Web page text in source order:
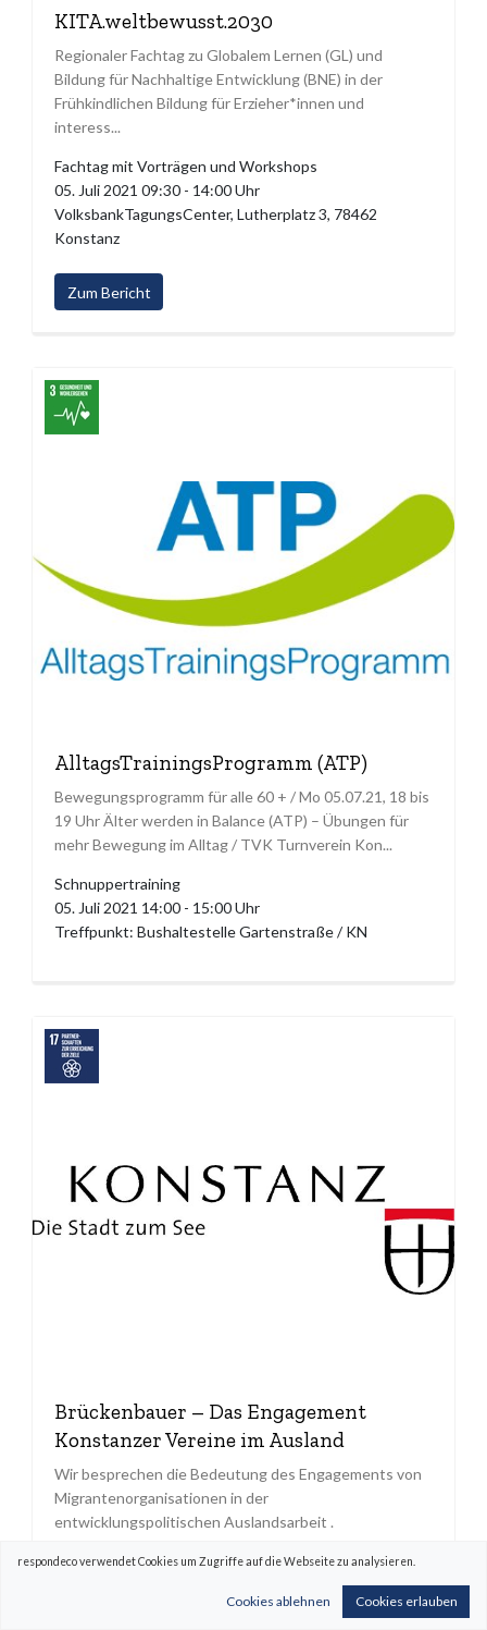
KITA.weltbewusst.2030
Regionaler Fachtag zu Globalem Lernen (GL) und
Bildung für Nachhaltige Entwicklung (BNE) in der
Frühkindlichen Bildung für Erzieher*innen und
interess...
Fachtag mit Vorträgen und Workshops
05. Juli 2021 09:30 - 14:00 Uhr
VolksbankTagungsCenter, Lutherplatz 3, 78462
Konstanz
Zum Bericht
AlltagsTrainingsProgramm (ATP)
Bewegungsprogramm für alle 60 + / Mo 05.07.21, 18 bis
19 Uhr Älter werden in Balance (ATP) – Übungen für
mehr Bewegung im Alltag / TVK Turnverein Kon...
Schnuppertraining
05. Juli 2021 14:00 - 15:00 Uhr
Treffpunkt: Bushaltestelle Gartenstraße / KN
Brückenbauer – Das Engagement
Konstanzer Vereine im Ausland
Wir besprechen die Bedeutung des Engagements von
Migrantenorganisationen in der
entwicklungspolitischen Auslandsarbeit .
06. Juli 2021 14:30 - 16:00 Uhr
respondeco verwendet Cookies um Zugriffe auf die Webseite zu analysieren.
Cookies ablehnen Cookies erlauben